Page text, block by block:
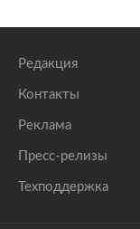
Редакция
Контакты
Реклама
Пресс-релизы
Техподдержка